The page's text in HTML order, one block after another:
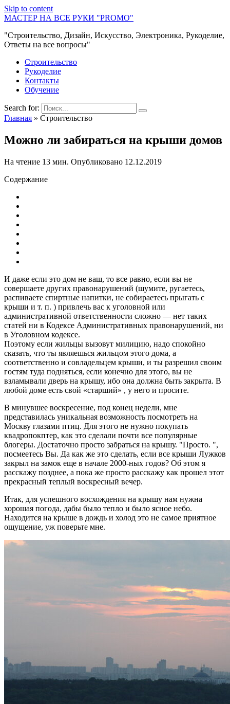
Skip to content
МАСТЕР НА ВСЕ РУКИ "PROMO"
"Строительство, Дизайн, Искусство, Электроника, Рукоделие,
Ответы на все вопросы"
Строительство
Рукоделие
Контакты
Обучение
Search for:
Главная » Строительство
Можно ли забираться на крыши домов
На чтение 13 мин. Опубликовано 12.12.2019
Содержание
И даже если это дом не ваш, то все равно, если вы не
совершаете других правонарушений (шумите, ругаетесь,
распиваете спиртные напитки, не собираетесь прыгать с
крыши и т. п. ) привлечь вас к уголовной или
административной ответственности сложно — нет таких
статей ни в Кодексе Административных правонарушений, ни
в Уголовном кодексе.
Поэтому если жильцы вызовут милицию, надо спокойно
сказать, что ты являешься жильцом этого дома, а
соответственно и совладельцем крыши, и ты разрешил своим
гостям туда подняться, если конечно для этого, вы не
взламывали дверь на крышу, ибо она должна быть закрыта. В
любой доме есть свой «старший» , у него и просите.
В минувшее воскресение, под конец недели, мне
представилась уникальная возможность посмотреть на
Москву глазами птиц. Для этого не нужно покупать
квадропокптер, как это сделали почти все популярные
блогеры. Достаточно просто забраться на крышу. "Просто. ",
посмеетесь Вы. Да как же это сделать, если все крыши Лужков
закрыл на замок еще в начале 2000-ных годов? Об этом я
расскажу позднее, а пока же просто расскажу как прошел этот
прекрасный теплый воскресный вечер.
Итак, для успешного восхождения на крышу нам нужна
хорошая погода, дабы было тепло и было ясное небо.
Находится на крыше в дождь и холод это не самое приятное
ощущение, уж поверьте мне.